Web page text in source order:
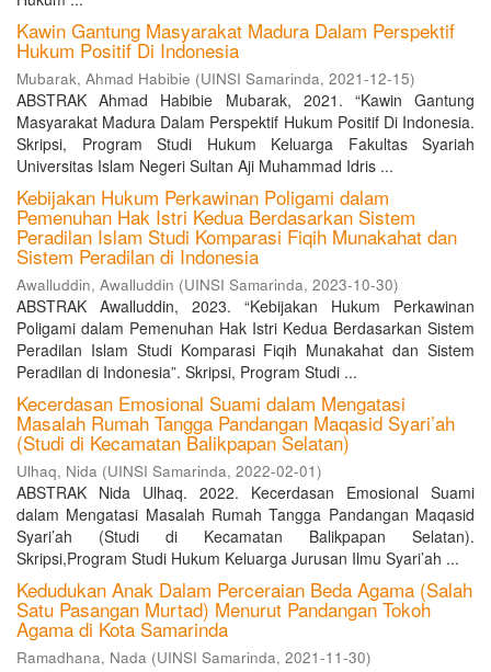
Kawin Gantung Masyarakat Madura Dalam Perspektif
Hukum Positif Di Indonesia
Mubarak, Ahmad Habibie (UINSI Samarinda, 2021-12-15)
ABSTRAK Ahmad Habibie Mubarak, 2021. “Kawin Gantung
Masyarakat Madura Dalam Perspektif Hukum Positif Di Indonesia.
Skripsi, Program Studi Hukum Keluarga Fakultas Syariah
Universitas Islam Negeri Sultan Aji Muhammad Idris ...
Kebijakan Hukum Perkawinan Poligami dalam
Pemenuhan Hak Istri Kedua Berdasarkan Sistem
Peradilan Islam Studi Komparasi Fiqih Munakahat dan
Sistem Peradilan di Indonesia
Awalluddin, Awalluddin (UINSI Samarinda, 2023-10-30)
ABSTRAK Awalluddin, 2023. “Kebijakan Hukum Perkawinan
Poligami dalam Pemenuhan Hak Istri Kedua Berdasarkan Sistem
Peradilan Islam Studi Komparasi Fiqih Munakahat dan Sistem
Peradilan di Indonesia”. Skripsi, Program Studi ...
Kecerdasan Emosional Suami dalam Mengatasi
Masalah Rumah Tangga Pandangan Maqasid Syari’ah
(Studi di Kecamatan Balikpapan Selatan)
Ulhaq, Nida (UINSI Samarinda, 2022-02-01)
ABSTRAK Nida Ulhaq. 2022. Kecerdasan Emosional Suami
dalam Mengatasi Masalah Rumah Tangga Pandangan Maqasid
Syari’ah (Studi di Kecamatan Balikpapan Selatan).
Skripsi,Program Studi Hukum Keluarga Jurusan Ilmu Syari’ah ...
Kedudukan Anak Dalam Perceraian Beda Agama (Salah
Satu Pasangan Murtad) Menurut Pandangan Tokoh
Agama di Kota Samarinda
Ramadhana, Nada (UINSI Samarinda, 2021-11-30)